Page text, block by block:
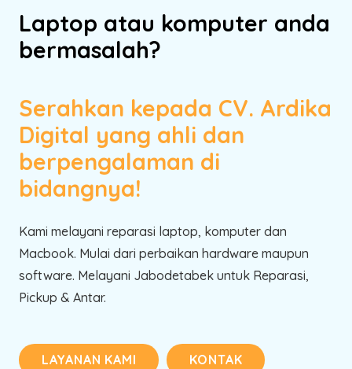
Laptop atau komputer anda
bermasalah?
Serahkan kepada CV. Ardika
Digital yang ahli dan
berpengalaman di
bidangnya!
Kami melayani reparasi laptop, komputer dan
Macbook. Mulai dari perbaikan hardware maupun
software. Melayani Jabodetabek untuk Reparasi,
Pickup & Antar.
LAYANAN KAMI KONTAK